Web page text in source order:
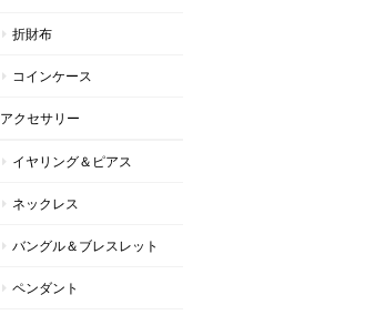
折財布
コインケース
アクセサリー
イヤリング＆ピアス
ネックレス
バングル＆ブレスレット
ペンダント